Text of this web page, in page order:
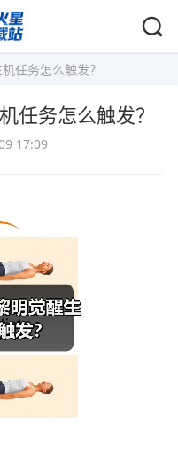
任务怎么触发？
任务怎么触发？
17:09